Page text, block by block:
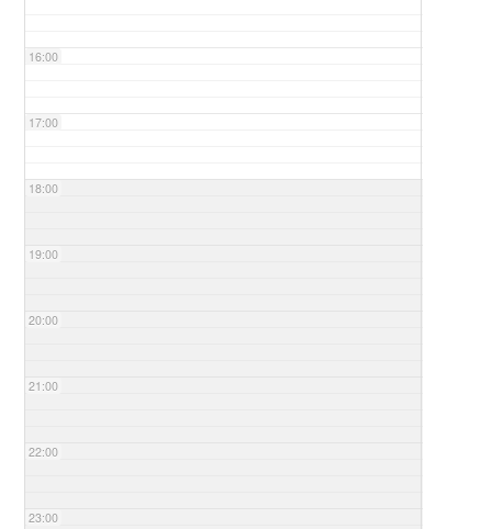
16:00
17:00
18:00
19:00
20:00
21:00
22:00
23:00